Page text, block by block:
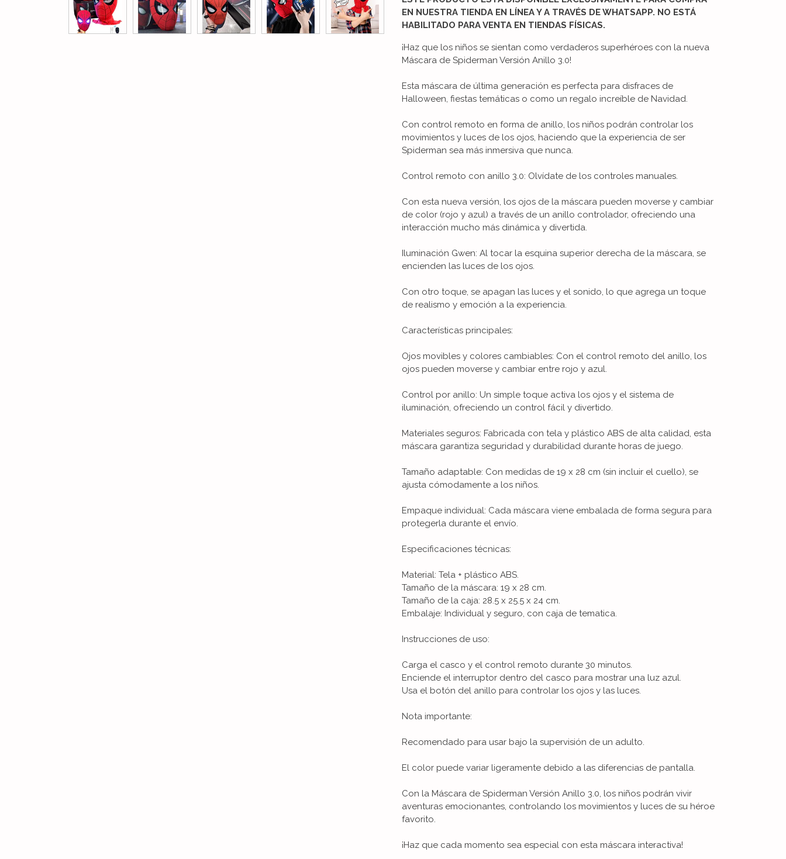
EN NUESTRA TIENDA EN LÍNEA Y A TRAVÉS DE WHATSAPP. NO ESTÁ
HABILITADO PARA VENTA EN TIENDAS FÍSICAS.
¡Haz que los niños se sientan como verdaderos superhéroes con la nueva
Máscara de Spiderman Versión Anillo 3.0!
Esta máscara de última generación es perfecta para disfraces de
Halloween, fiestas temáticas o como un regalo increíble de Navidad.
Con control remoto en forma de anillo, los niños podrán controlar los
movimientos y luces de los ojos, haciendo que la experiencia de ser
Spiderman sea más inmersiva que nunca.
Control remoto con anillo 3.0: Olvídate de los controles manuales.
Con esta nueva versión, los ojos de la máscara pueden moverse y cambiar
de color (rojo y azul) a través de un anillo controlador, ofreciendo una
interacción mucho más dinámica y divertida.
Iluminación Gwen: Al tocar la esquina superior derecha de la máscara, se
encienden las luces de los ojos.
Con otro toque, se apagan las luces y el sonido, lo que agrega un toque
de realismo y emoción a la experiencia.
Características principales:
Ojos movibles y colores cambiables: Con el control remoto del anillo, los
ojos pueden moverse y cambiar entre rojo y azul.
Control por anillo: Un simple toque activa los ojos y el sistema de
iluminación, ofreciendo un control fácil y divertido.
Materiales seguros: Fabricada con tela y plástico ABS de alta calidad, esta
máscara garantiza seguridad y durabilidad durante horas de juego.
Tamaño adaptable: Con medidas de 19 x 28 cm (sin incluir el cuello), se
ajusta cómodamente a los niños.
Empaque individual: Cada máscara viene embalada de forma segura para
protegerla durante el envío.
Especificaciones técnicas:
Material: Tela + plástico ABS.
Tamaño de la máscara: 19 x 28 cm.
Tamaño de la caja: 28.5 x 25.5 x 24 cm.
Embalaje: Individual y seguro, con caja de tematica.
Instrucciones de uso:
Carga el casco y el control remoto durante 30 minutos.
Enciende el interruptor dentro del casco para mostrar una luz azul.
Usa el botón del anillo para controlar los ojos y las luces.
Nota importante:
Recomendado para usar bajo la supervisión de un adulto.
El color puede variar ligeramente debido a las diferencias de pantalla.
Con la Máscara de Spiderman Versión Anillo 3.0, los niños podrán vivir
aventuras emocionantes, controlando los movimientos y luces de su héroe
favorito.
¡Haz que cada momento sea especial con esta máscara interactiva!